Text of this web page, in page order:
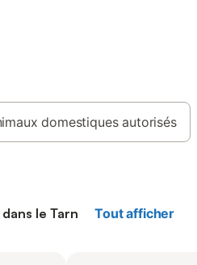
domestiques autorisés
le Tarn Tout afficher